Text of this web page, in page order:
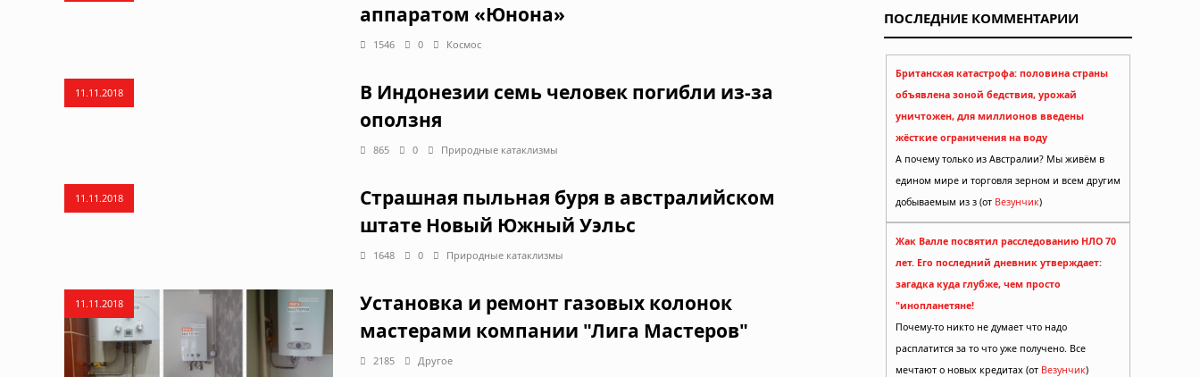
аппаратом «Юнона»
1546 0 Космос
11.11.2018
В Индонезии семь человек погибли из-за
оползня
865 0 Природные катаклизмы
11.11.2018
Страшная пыльная буря в австралийском
штате Новый Южный Уэльс
1648 0 Природные катаклизмы
11.11.2018
Установка и ремонт газовых колонок
мастерами компании "Лига Мастеров"
2185 Другое
ПОСЛЕДНИЕ КОММЕНТАРИИ
Британская катастрофа: половина страны
объявлена зоной бедствия, урожай
уничтожен, для миллионов введены
жёсткие ограничения на воду
А почему только из Австралии? Мы живём в
едином мире и торговля зерном и всем другим
добываемым из з (от Везунчик)
Жак Валле посвятил расследованию НЛО 70
лет. Его последний дневник утверждает:
загадка куда глубже, чем просто
"инопланетяне!
Почему-то никто не думает что надо
расплатится за то что уже получено. Все
мечтают о новых кредитах (от Везунчик)